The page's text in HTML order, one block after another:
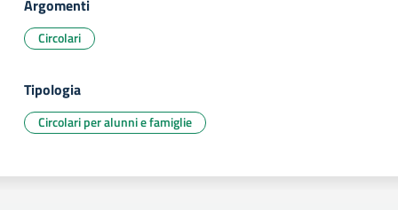
Argomenti
Circolari
Tipologia
Circolari per alunni e famiglie